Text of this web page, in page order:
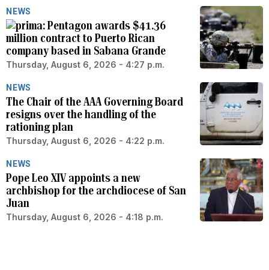
NEWS
Pentagon awards $41.36
million contract to Puerto Rican
company based in Sabana Grande
Thursday, August 6, 2026 - 4:27 p.m.
NEWS
The Chair of the AAA Governing Board
resigns over the handling of the
rationing plan
Thursday, August 6, 2026 - 4:22 p.m.
NEWS
Pope Leo XIV appoints a new
archbishop for the archdiocese of San
Juan
Thursday, August 6, 2026 - 4:18 p.m.